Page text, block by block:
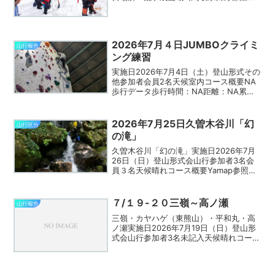
山行報告
2026年7月４日JUMBOクライミ
ング練習
実施日2026年7月4日（土）登山形式その
他参加者会員2名天候室内コース概要NA
歩行データ歩行時間：NA距離：NA累積
していた嶽山（岩場の歩き方訓練）が中
止となったた...
山行区分
2026年7月25日久曽木谷川「幻
の滝」
久曽木谷川「幻の滝」実施日2026年7月
26日（日）登山形式会山行参加者3名会
員３名天候晴れコース概要Yamap参照歩
の目安：一般向け山行コメント※山行コメ
ン...
山行報告 ７/１９-２０三嶺～高ノ瀬
三嶺・カヤハゲ（東熊山）・平和丸・高
ノ瀬実施日2026年7月19日（日）登山形
式会山行参加者3名未記入天候晴れコース